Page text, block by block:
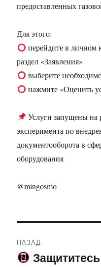
предоставленных
Для этого:
перейдите в личном
раздел «Заявления»
выберите
нажмите «Оценить
Услуги запущены на
эксперимента по
документооборота в
оборудования
@mingosmo
по
НАЗАД
Предыдущая